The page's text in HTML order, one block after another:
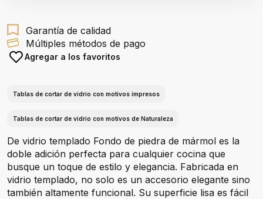
Garantía de calidad
Múltiples métodos de pago
Agregar a los favoritos
Tablas de cortar de vidrio con motivos impresos
Tablas de cortar de vidrio con motivos de Naturaleza
De vidrio templado Fondo de piedra de mármol es la
doble adición perfecta para cualquier cocina que
busque un toque de estilo y elegancia. Fabricada en
vidrio templado, no solo es un accesorio elegante sino
también altamente funcional. Su superficie lisa es fácil